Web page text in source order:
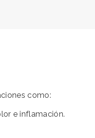
como:
e inflamación.